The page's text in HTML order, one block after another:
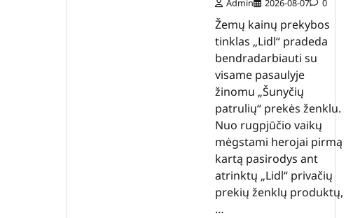
Admin 2026-08-07 0
Žemų kainų prekybos
tinklas „Lidl“ pradeda
bendradarbiauti su
visame pasaulyje
žinomu „Šunyčių
patrulių“ prekės ženklu.
Nuo rugpjūčio vaikų
mėgstami herojai pirmą
kartą pasirodys ant
atrinktų „Lidl“ privačių
prekių ženklų produktų,
…